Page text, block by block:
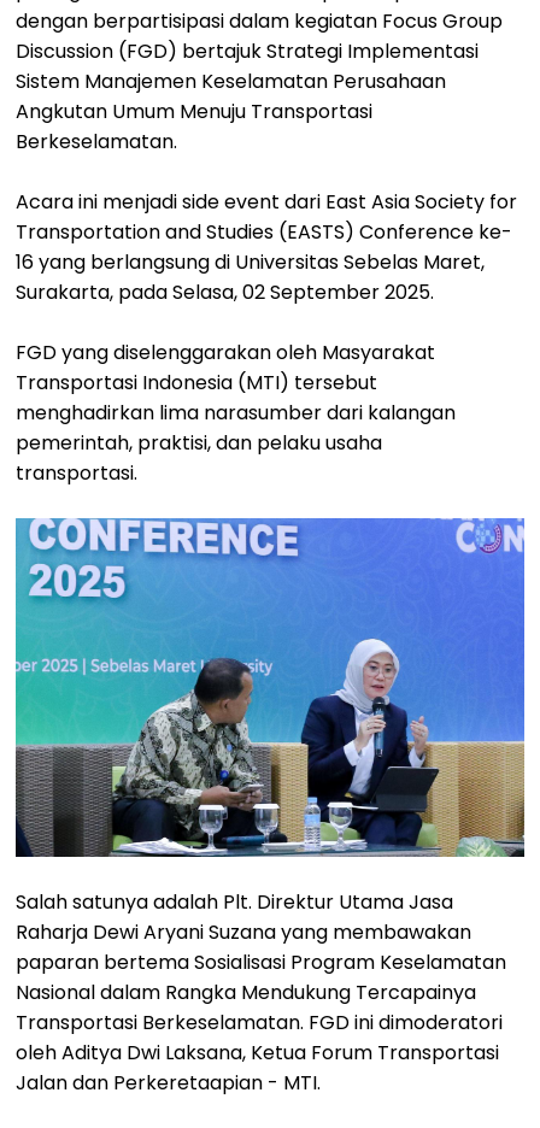
dengan berpartisipasi dalam kegiatan Focus Group
Discussion (FGD) bertajuk Strategi Implementasi
Sistem Manajemen Keselamatan Perusahaan
Angkutan Umum Menuju Transportasi
Berkeselamatan.
Acara ini menjadi side event dari East Asia Society for
Transportation and Studies (EASTS) Conference ke-
16 yang berlangsung di Universitas Sebelas Maret,
Surakarta, pada Selasa, 02 September 2025.
FGD yang diselenggarakan oleh Masyarakat
Transportasi Indonesia (MTI) tersebut
menghadirkan lima narasumber dari kalangan
pemerintah, praktisi, dan pelaku usaha
transportasi.
Salah satunya adalah Plt. Direktur Utama Jasa
Raharja Dewi Aryani Suzana yang membawakan
paparan bertema Sosialisasi Program Keselamatan
Nasional dalam Rangka Mendukung Tercapainya
Transportasi Berkeselamatan. FGD ini dimoderatori
oleh Aditya Dwi Laksana, Ketua Forum Transportasi
Jalan dan Perkeretaapian - MTI.